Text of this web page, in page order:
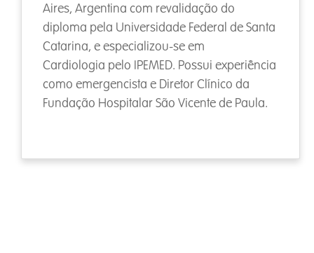
Aires, Argentina com revalidação do
diploma pela Universidade Federal de Santa
Catarina, e especializou-se em
Cardiologia pelo IPEMED. Possui experiência
como emergencista e Diretor Clínico da
Fundação Hospitalar São Vicente de Paula.